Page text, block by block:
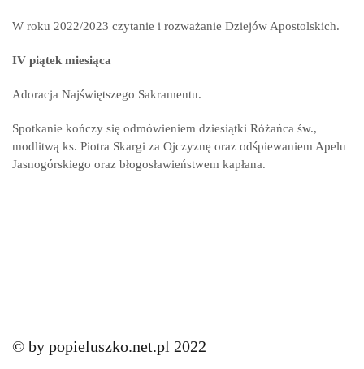
W roku 2022/2023 czytanie i rozważanie Dziejów Apostolskich.
IV piątek miesiąca
Adoracja Najświętszego Sakramentu.
Spotkanie kończy się odmówieniem dziesiątki Różańca św.,
modlitwą ks. Piotra Skargi za Ojczyznę oraz odśpiewaniem Apelu
Jasnogórskiego oraz błogosławieństwem kapłana.
© by popieluszko.net.pl 2022